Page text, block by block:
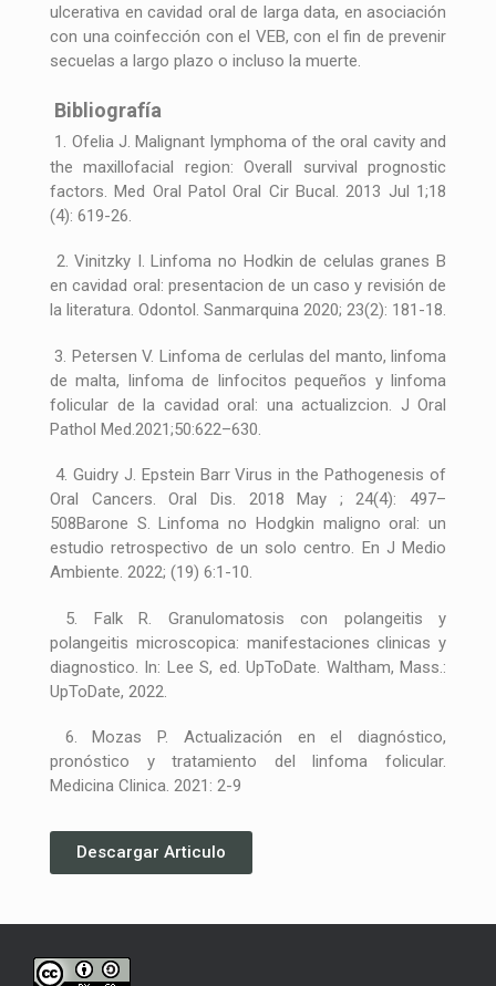
ulcerativa en cavidad oral de larga data, en asociación
con una coinfección con el VEB, con el fin de prevenir
secuelas a largo plazo o incluso la muerte.
Bibliografía
1. Ofelia J. Malignant lymphoma of the oral cavity and
the maxillofacial region: Overall survival prognostic
factors. Med Oral Patol Oral Cir Bucal. 2013 Jul 1;18
(4): 619-26.
2. Vinitzky I. Linfoma no Hodkin de celulas granes B
en cavidad oral: presentacion de un caso y revisión de
la literatura. Odontol. Sanmarquina 2020; 23(2): 181-18.
3. Petersen V. Linfoma de cerlulas del manto, linfoma
de malta, linfoma de linfocitos pequeños y linfoma
folicular de la cavidad oral: una actualizcion. J Oral
Pathol Med.2021;50:622–630.
4. Guidry J. Epstein Barr Virus in the Pathogenesis of
Oral Cancers. Oral Dis. 2018 May ; 24(4): 497–
508Barone S. Linfoma no Hodgkin maligno oral: un
estudio retrospectivo de un solo centro. En J Medio
Ambiente. 2022; (19) 6:1-10.
5. Falk R. Granulomatosis con polangeitis y
polangeitis microscopica: manifestaciones clinicas y
diagnostico. In: Lee S, ed. UpToDate. Waltham, Mass.:
UpToDate, 2022.
6. Mozas P. Actualización en el diagnóstico,
pronóstico y tratamiento del linfoma folicular.
Medicina Clinica. 2021: 2-9
Descargar Articulo